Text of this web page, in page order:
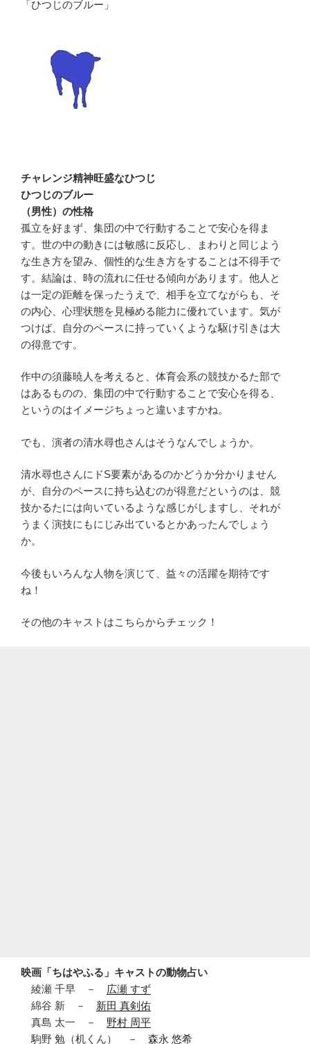
「ひつじのブルー」
チャレンジ精神旺盛なひつじ
ひつじのブルー
（男性）の性格
孤立を好まず、集団の中で行動することで安心を得ま
す。世の中の動きには敏感に反応し、まわりと同じよう
な生き方を望み、個性的な生き方をすることは不得手で
す。結論は、時の流れに任せる傾向があります。他人と
は一定の距離を保ったうえで、相手を立てながらも、そ
の内心、心理状態を見極める能力に優れています。気が
つけば、自分のペースに持っていくような駆け引きは大
の得意です。
作中の須藤暁人を考えると、体育会系の競技かるた部で
はあるものの、集団の中で行動することで安心を得る、
というのはイメージちょっと違いますかね。
でも、演者の清水尋也さんはそうなんでしょうか。
清水尋也さんにドS要素があるのかどうか分かりません
が、自分のペースに持ち込むのが得意だというのは、競
技かるたには向いているような感じがしますし、それが
うまく演技にもにじみ出ているとかあったんでしょう
か。
今後もいろんな人物を演じて、益々の活躍を期待です
ね！
その他のキャストはこちらからチェック！
映画「ちはやふる」キャストの動物占い
綾瀬 千早 － 広瀬 すず
綿谷 新 － 新田 真剣佑
真島 太一 － 野村 周平
駒野 勉（机くん） － 森永 悠希